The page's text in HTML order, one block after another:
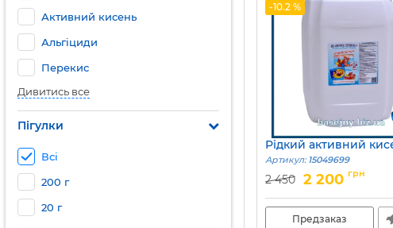
Активний кисень
Альгіциди
Перекис
Дивитись все
Пігулки
Всі
200 г
20 г
-10.2 %
Рідкий активний
Артикул: 15049699
2 450 2 200 грн
Предзаказ